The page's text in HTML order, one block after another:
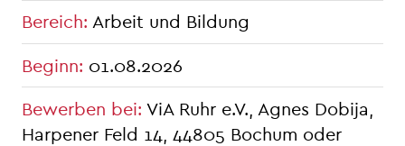
Bereich: Arbeit und Bildung
Beginn: 01.08.2026
Bewerben bei: ViA Ruhr e.V., Agnes Dobija,
Harpener Feld 14, 44805 Bochum oder